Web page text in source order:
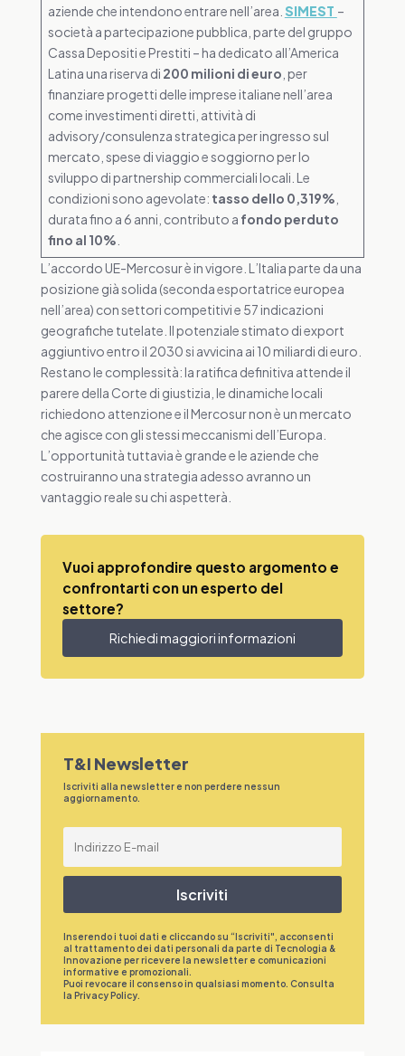
aziende che intendono entrare nell’area. SIMEST –
società a partecipazione pubblica, parte del gruppo
Cassa Depositi e Prestiti – ha dedicato all’America
Latina una riserva di 200 milioni di euro , per
finanziare progetti delle imprese italiane nell’area
come investimenti diretti, attività di
advisory/consulenza strategica per ingresso sul
mercato, spese di viaggio e soggiorno per lo
sviluppo di partnership commerciali locali. Le
condizioni sono agevolate: tasso dello 0,319%
durata fino a 6 anni, contributo a fondo perduto
fino al 10%
L’accordo UE-Mercosur è in vigore. L’Italia parte da una
posizione già solida (seconda esportatrice europea
nell’area) con settori competitivi e 57 indicazioni
geografiche tutelate. Il potenziale stimato di export
aggiuntivo entro il 2030 si avvicina ai 10 miliardi di euro.
Restano le complessità: la ratifica definitiva attende il
parere della Corte di giustizia, le dinamiche locali
richiedono attenzione e il Mercosur non è un mercato
che agisce con gli stessi meccanismi dell’Europa.
L’opportunità tuttavia è grande e le aziende che
costruiranno una strategia adesso avranno un
vantaggio reale su chi aspetterà.
Vuoi approfondire questo argomento e
confrontarti con un esperto del
settore?
Richiedi maggiori informazioni
T&I Newsletter
Iscriviti alla newsletter e non perdere nessun
aggiornamento.
Iscriviti
Inserendo i tuoi dati e cliccando su “Iscriviti", acconsenti
al trattamento dei dati personali da parte di Tecnologia &
Innovazione per ricevere la newsletter e comunicazioni
informative e promozionali.
Puoi revocare il consenso in qualsiasi momento. Consulta
la Privacy Policy.